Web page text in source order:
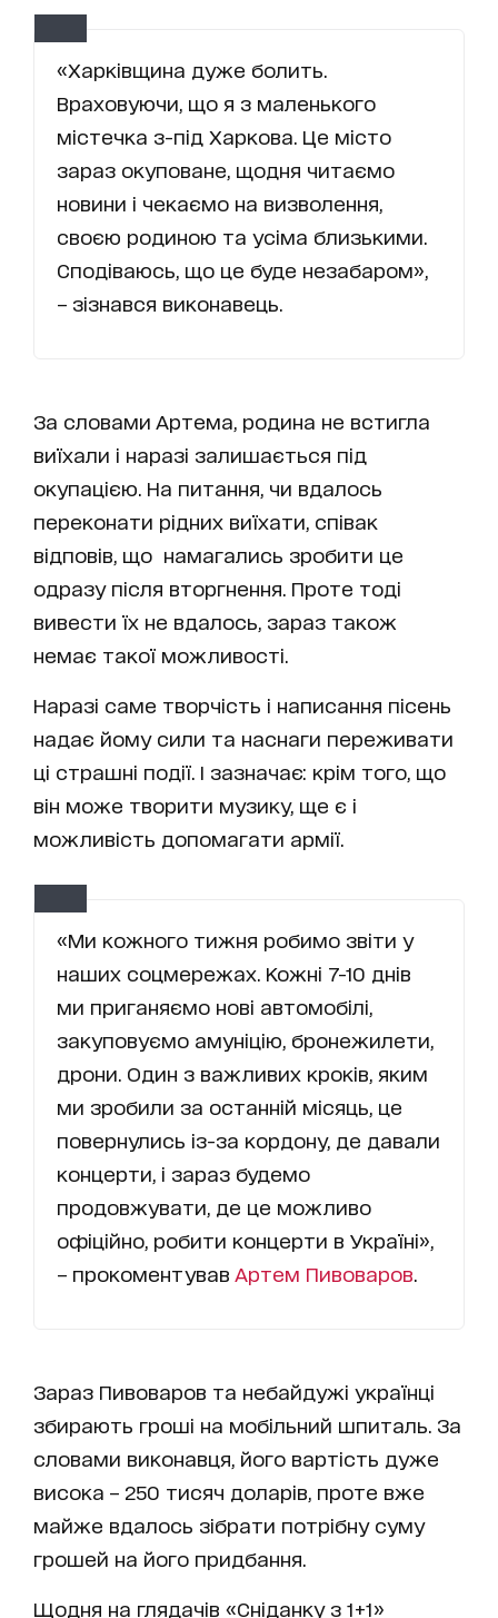
«Харківщина дуже болить.
Враховуючи, що я з маленького
містечка з-під Харкова. Це місто
зараз окуповане, щодня читаємо
новини і чекаємо на визволення,
своєю родиною та усіма близькими.
Сподіваюсь, що це буде незабаром»,
– зізнався виконавець.
За словами Артема, родина не встигла
виїхали і наразі залишається під
окупацією. На питання, чи вдалось
переконати рідних виїхати, співак
відповів, що намагались зробити це
одразу після вторгнення. Проте тоді
вивести їх не вдалось, зараз також
немає такої можливості.
Наразі саме творчість і написання пісень
надає йому сили та наснаги переживати
ці страшні події. І зазначає: крім того, що
він може творити музику, ще є і
можливість допомагати армії.
«Ми кожного тижня робимо звіти у
наших соцмережах. Кожні 7-10 днів
ми приганяємо нові автомобілі,
закуповуємо амуніцію, бронежилети,
дрони. Один з важливих кроків, яким
ми зробили за останній місяць, це
повернулись із-за кордону, де давали
концерти, і зараз будемо
продовжувати, де це можливо
офіційно, робити концерти в Україні»,
– прокоментував Артем Пивоваров
Зараз Пивоваров та небайдужі українці
збирають гроші на мобільний шпиталь. За
словами виконавця, його вартість дуже
висока – 250 тисяч доларів, проте вже
майже вдалось зібрати потрібну суму
грошей на його придбання.
Щодня на глядачів «Сніданку з 1+1»